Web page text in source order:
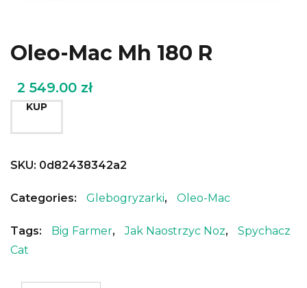
Oleo-Mac Mh 180 R
2 549.00 zł
KUP
SKU: 0d82438342a2
Categories: Glebogryzarki, Oleo-Mac
Tags: Big Farmer, Jak Naostrzyc Noz,
Spychacz
Cat